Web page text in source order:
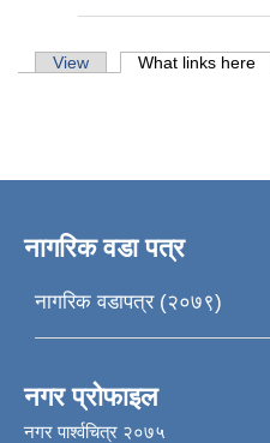
Primary tabs
View What links here
नागरिक वडा पत्र
नागरिक वडापत्र (२०७९)
नगर प्रोफाइल
नगर पार्श्वचित्र २०७५